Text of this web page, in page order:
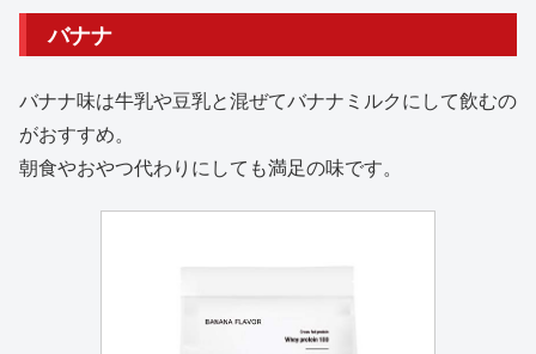
バナナ
バナナ味は牛乳や豆乳と混ぜてバナナミルクにして飲むの
がおすすめ。
朝食やおやつ代わりにしても満足の味です。